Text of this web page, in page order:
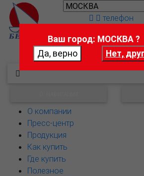
Поможем выбрать
телефон
О компании
Пресс-центр
Продукция
Как купить
Где купить
Полезное
Ваш город: МОСКВА ?